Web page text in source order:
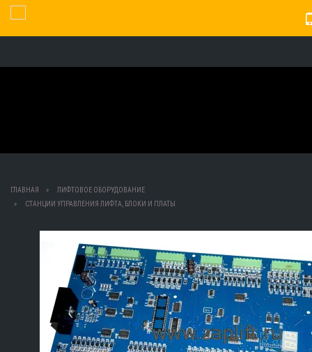
Toggle Navigation
ГЛАВНАЯ
ЛИФТОВОЕ ОБОРУДОВАНИЕ
СТАНЦИИ УПРАВЛЕНИЯ ЛИФТА, БЛОКИ И ПЛАТЫ